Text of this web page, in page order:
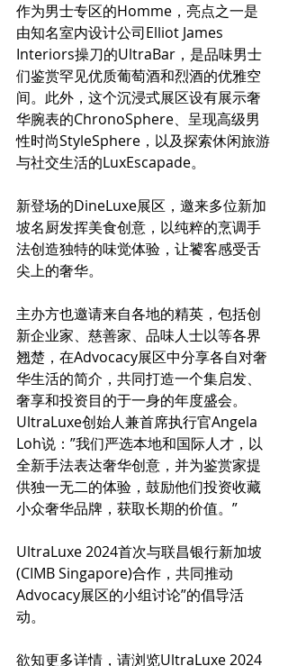
作为男士专区的Homme，亮点之一是
由知名室内设计公司Elliot James
Interiors操刀的UltraBar，是品味男士
们鉴赏罕见优质葡萄酒和烈酒的优雅空
间。此外，这个沉浸式展区设有展示奢
华腕表的ChronoSphere、呈现高级男
性时尚StyleSphere，以及探索休闲旅游
与社交生活的LuxEscapade。
新登场的DineLuxe展区，邀来多位新加
坡名厨发挥美食创意，以纯粹的烹调手
法创造独特的味觉体验，让饕客感受舌
尖上的奢华。
主办方也邀请来自各地的精英，包括创
新企业家、慈善家、品味人士以等各界
翘楚，在Advocacy展区中分享各自对奢
华生活的简介，共同打造一个集启发、
奢享和投资目的于一身的年度盛会。
UltraLuxe创始人兼首席执行官Angela
Loh说：”我们严选本地和国际人才，以
全新手法表达奢华创意，并为鉴赏家提
供独一无二的体验，鼓励他们投资收藏
小众奢华品牌，获取长期的价值。”
UltraLuxe 2024首次与联昌银行新加坡
(CIMB Singapore)合作，共同推动
Advocacy展区的小组讨论”的倡导活
动。
欲知更多详情，请浏览UltraLuxe 2024